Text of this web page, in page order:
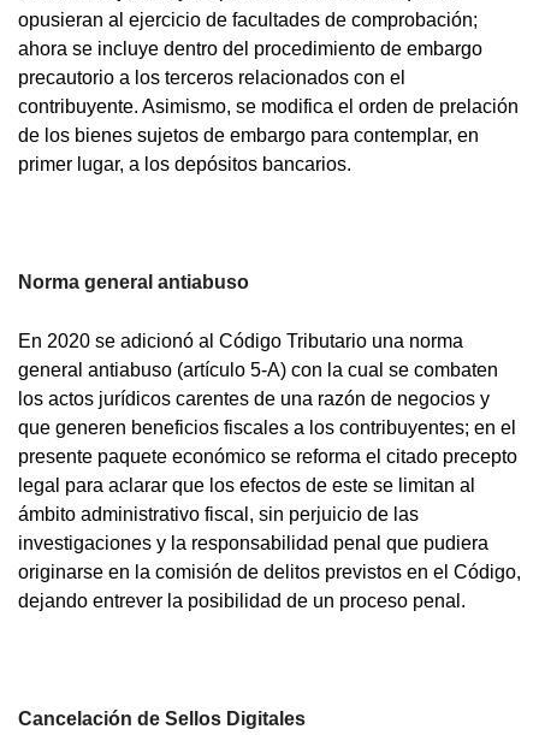
opusieran al ejercicio de facultades de comprobación;
ahora se incluye dentro del procedimiento de embargo
precautorio a los terceros relacionados con el
contribuyente. Asimismo, se modifica el orden de prelación
de los bienes sujetos de embargo para contemplar, en
primer lugar, a los depósitos bancarios.
Norma general antiabuso
En 2020 se adicionó al Código Tributario una norma
general antiabuso (artículo 5-A) con la cual se combaten
los actos jurídicos carentes de una razón de negocios y
que generen beneficios fiscales a los contribuyentes; en el
presente paquete económico se reforma el citado precepto
legal para aclarar que los efectos de este se limitan al
ámbito administrativo fiscal, sin perjuicio de las
investigaciones y la responsabilidad penal que pudiera
originarse en la comisión de delitos previstos en el Código,
dejando entrever la posibilidad de un proceso penal.
Cancelación de Sellos Digitales